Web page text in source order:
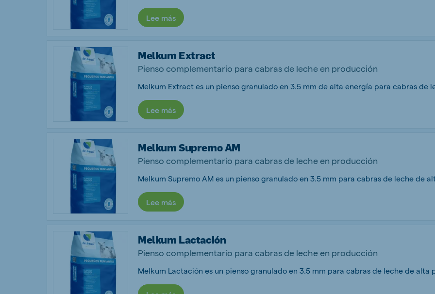
Lee más
Melkum Extract
Pienso complementario para cabras de leche en producción
Lee más
Melkum Supremo AM
Pienso complementario para cabras de leche en producción
Lee más
Melkum Lactación
Pienso complementario para cabras de leche en producción